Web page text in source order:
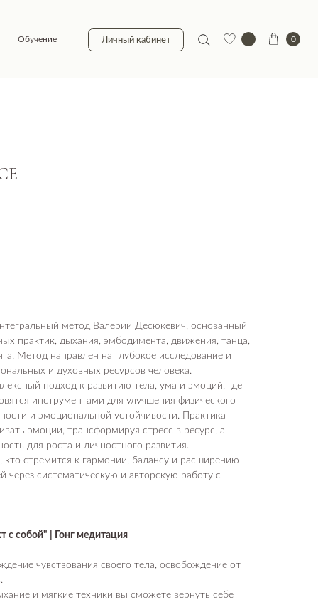
Личный кабинет
метод Валерии Десюкевич, основанный
практик, дыхания, эмбодимента, движения, танца,
Метод направлен на глубокое исследование и
и духовных ресурсов человека.
подход к развитию тела, ума и эмоций, где
инструментами для улучшения физического
и эмоциональной устойчивости. Практика
эмоции, трансформируя стресс в ресурс, а
для роста и личностного развития.
кто стремится к гармонии, балансу и расширению
систематическую и авторскую работу с
с собой" | Гонг медитация
чувствования своего тела, освобождение от
и мягкие техники вы сможете вернуть себе